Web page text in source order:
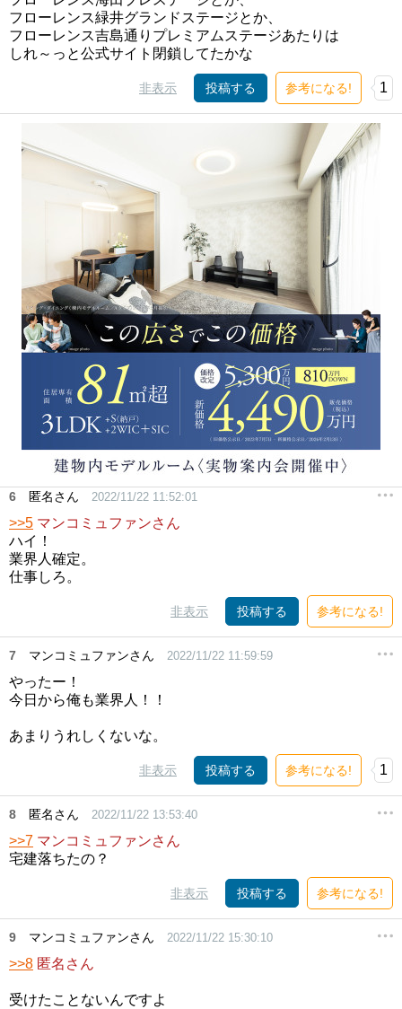
フローレンス緑井グランドステージとか、
フローレンス吉島通りプレミアムステージあたりは
しれ～っと公式サイト閉鎖してたかな
非表示 投稿する 参考になる! 1
6 匿名さん 2022/11/22 11:52:01
>>5 マンコミュファンさん
ハイ！
業界人確定。
仕事しろ。
非表示 投稿する 参考になる!
7 マンコミュファンさん 2022/11/22 11:59:59
やったー！
今日から俺も業界人！！
あまりうれしくないな。
非表示 投稿する 参考になる! 1
8 匿名さん 2022/11/22 13:53:40
>>7 マンコミュファンさん
宅建落ちたの？
非表示 投稿する 参考になる!
9 マンコミュファンさん 2022/11/22 15:30:10
>>8 匿名さん
受けたことないんですよ